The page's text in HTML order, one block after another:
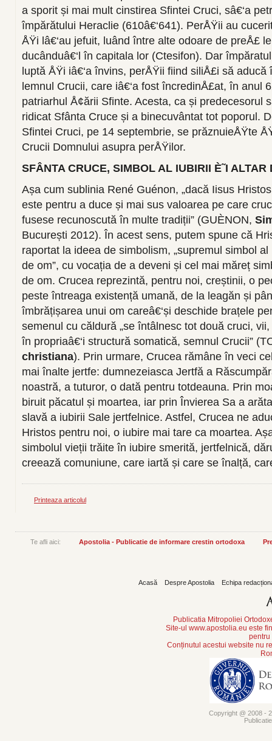
a sporit și mai mult cinstirea Sfintei Cruci, sâ€‘a
împărătului Heraclie (610â€‘641). PerÅŸii au
ÅŸi lâ€‘au jefuit, luând între alte odoare de preÅ£
ducânduâ€‘l în capitala lor (Ctesifon). Dar
luptă ÅŸi iâ€‘a învins, perÅŸii fiind siliÅ£i să
lemnul Crucii, care iâ€‘a fost încredinÅ£at, în anul
patriarhul Å¢ării Sfinte. Acesta, ca și predecesorul
ridicat Sfânta Cruce și a binecuvântat tot poporul.
Sfintei Cruci, pe 14 septembrie, se prăznuieÅŸte
Crucii Domnului asupra perÅŸilor.
SFÂNTA CRUCE, SIMBOL AL IUBIRII È˜I ALTAR
Așa cum sublinia René Guénon, „dacă Iisus
este pentru a duce și mai sus valoarea pe care
fusese recunoscută în multe tradiții” (GUÈNON,
București 2012). În acest sens, putem spune că
raportat la ideea de simbolism, „supremul simbol
de om”, cu vocația de a deveni și cel mai măreț
de om. Crucea reprezintă, pentru noi, creștinii, o
peste întreaga existență umană, de la leagăn și
îmbrățișarea unui om careâ€‘și deschide brațele
semenul cu căldură „se întâlnesc tot două cruci,
în propriaâ€‘i structură somatică, semnul Crucii”
christiana). Prin urmare, Crucea rămâne în veci
mai înalte jertfe: dumnezeiasca Jertfă a
noastră, a tuturor, o dată pentru totdeauna. Prin
biruit păcatul și moartea, iar prin Învierea Sa a
slavă a iubirii Sale jertfelnice. Astfel, Crucea ne
Hristos pentru noi, o iubire mai tare ca moartea.
simbolul vieții trăite în iubire smerită, jertfelnică,
creează comuniune, care iartă și care se înalță,
Printeaza articolul
Te afli aici: Apostolia - Publicatie de informare crestin ortodoxa
Acasă Despre Apostolia Echipa
Publicatia Mitropoliei
Site-ul www.apostolia.eu este
pentru
Conținutul acestui website nu
Copyright @ 2008 -